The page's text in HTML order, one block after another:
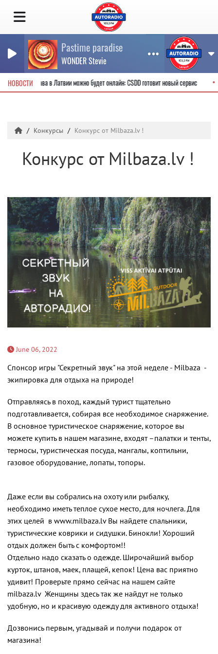
Pastime paradise
WONDER Stevie
НОВОСТИ права в Латвии можно будет онлайн: CSDD готовит новый сервис
Конкурсы Конкурс от Milbaza.lv !
Конкурс от Milbaza.lv !
June 06, 2022
Спонсор игры "Секретный звук" на этой неделе - Milbaza -
экипировка для отдыха на природе!
Отправляясь в поход, каждый турист тщательно
подготавливается, собирая все необходимое снаряжение.
В основное туристическое снаряжение, которое вы
можете купить в нашем магазине, входят –палатки и тенты,
термосы, туристическая посуда, мангалы, коптильни,
газовое оборудование, лопаты, топоры.
Даже если вы собрались на охоту или рыбалку,
необходимо иметь теплое сухое место, для ночлега. Для
этих целей в www.milbaza.lv Вы найдете спальники,
туристические коврики и сидушки. Бинокли! Хороший
отдых должен быть с комфортом!!
Отдельно надо сказать о одежде. Широчайший выбор
курток, штанов, маек, плащей, кепок! Цена вас приятно
удивит! Проверьте прямо сейчас на нашем сайте
milbaza.lv Женщины здесь так же найдут не только
удобную, но и красивую одежду для активного отдыха!
Дозвонись первым, угадывай и получи подарок от
магазина!